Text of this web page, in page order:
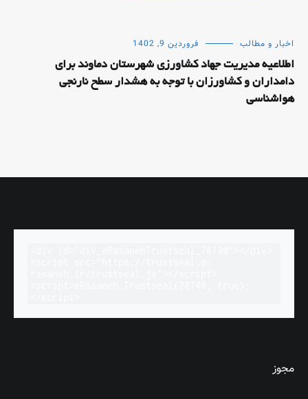
اخبار و مطالب فروردین 9, 1402
اطلاعیه مدیریت جهاد کشاورزی شهرستان دماوند برای
دامداران و کشاورزان با توجه به هشدار سطح نارنجی
هواشناسی
مجوز